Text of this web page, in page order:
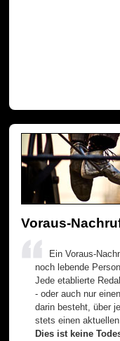
Voraus-
Ein Voraus-
noch lebende Person.
Jede etablierte
- oder auch nur
darin besteht, über
stets einen
Dies ist keine